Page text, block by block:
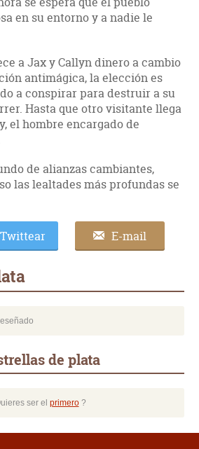
en su entorno y a nadie le
a Jax y Callyn dinero a cambio
antimágica, la elección es
a conspirar para destruir a su
Hasta que otro visitante llega
el hombre encargado de
de alianzas cambiantes,
las lealtades más profundas se
Twittear E-mail
de plata
ser el primero?